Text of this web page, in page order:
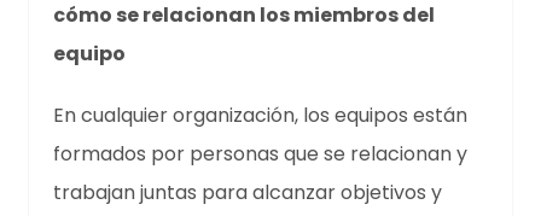
cómo se relacionan los miembros del
equipo
En cualquier organización, los equipos están
formados por personas que se relacionan y
trabajan juntas para alcanzar objetivos y